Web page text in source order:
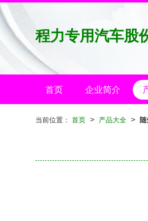
程力专用汽车股
首页 企业简介
当前位置： 首页 > 产品大全 >